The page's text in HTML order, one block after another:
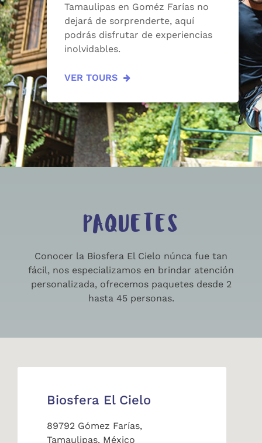
Tamaulipas en Goméz Farías no
dejará de sorprenderte, aquí
podrás disfrutar de experiencias
inolvidables.
VER TOURS
PAQUETES
Conocer la Biosfera El Cielo núnca fue tan
fácil, nos especializamos en brindar atención
personalizada, ofrecemos paquetes desde 2
hasta 45 personas.
Biosfera El Cielo
89792 Gómez Farías,
Tamaulipas. México